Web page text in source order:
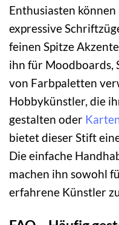
Enthusiasten
expressive
feinen Spitze
ihn für Moodboards,
von Farbpaletten
Hobbykünstler, die
gestalten oder
bietet dieser Stift
Die einfache
machen ihn sowohl
erfahrene Künstler